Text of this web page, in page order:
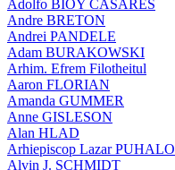
Adolfo BIOY CASARES
Andre BRETON
Andrei PANDELE
Adam BURAKOWSKI
Arhim. Efrem Filotheitul
Aaron FLORIAN
Amanda GUMMER
Anne GISLESON
Alan HLAD
Arhiepiscop Lazar PUHALO
Alvin J. SCHMIDT